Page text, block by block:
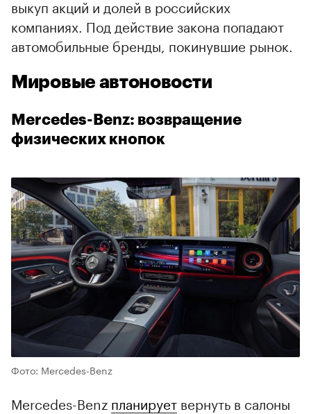
выкуп акций и долей в российских
компаниях. Под действие закона попадают
автомобильные бренды, покинувшие рынок.
Мировые автоновости
Mercedes-Benz: возвращение
физических кнопок
Фото: Mercedes-Benz
Mercedes-Benz планирует вернуть в салоны